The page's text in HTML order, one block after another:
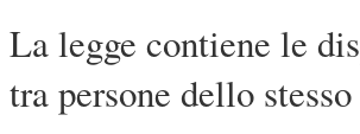
La legge contiene le
tra persone dello